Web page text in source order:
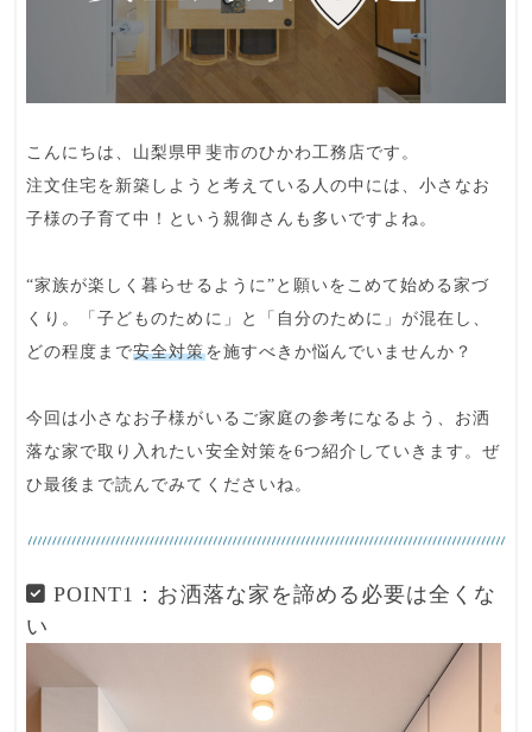
こんにちは、山梨県甲斐市のひかわ工務店です。
注文住宅を新築しようと考えている人の中には、小さなお
子様の子育て中！という親御さんも多いですよね。
“家族が楽しく暮らせるように”と願いをこめて始める家づ
くり。「子どものために」と「自分のために」が混在し、
どの程度まで安全対策を施すべきか悩んでいませんか？
今回は小さなお子様がいるご家庭の参考になるよう、 お洒
落な家で取り入れたい安全対策を6つ紹介していきます。ぜ
ひ最後まで読んでみてくださいね。
POINT1：お洒落な家を諦める必要は全くな
い